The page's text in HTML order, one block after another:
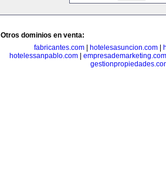
Otros dominios en venta:
fabricantes.com
hotelesasuncion.com
hotelessanpablo.com| empresademarketing.com